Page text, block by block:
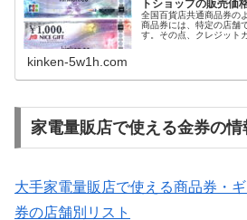
トショップの販売価
全国百貨店共通商品券の
商品券には、特定の店舗
す。その点、クレジット
あります。今回は、金
の店舗で使える便利な
kinken-5w1h.com
家電量販店で使える金券の情
大手家電量販店で使える商品券・
券の店舗別リスト